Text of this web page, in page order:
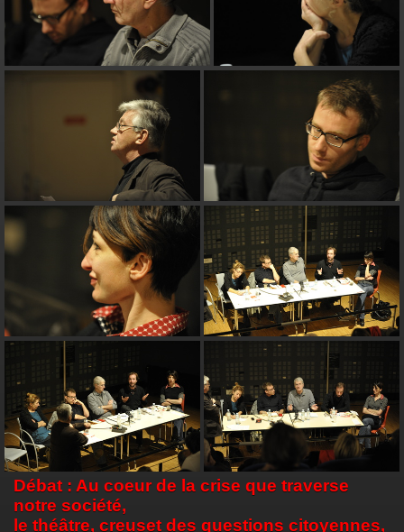
Débat : Au coeur de la crise que traverse
notre société,
le théâtre, creuset des questions citoyennes,